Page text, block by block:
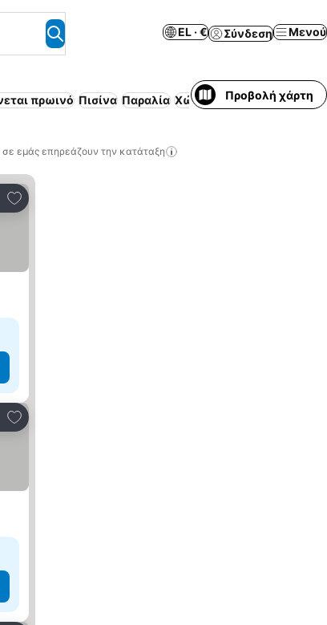
EL · € Σύνδεση Μενού
πρωινό Πισίνα Παραλία Χώρος στάθμευσης
Προβολή χάρτη
εμάς επηρεάζουν την κατάταξη
Προσθήκη στα αγαπημένα
Προσθήκη στα αγαπημένα